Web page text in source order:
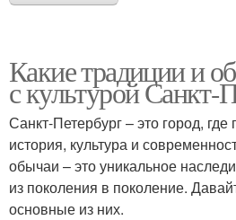
Какие традиции и
с культурой Санкт-
Санкт-Петербург – это город,
история, культура и
обычаи – это уникальное
из поколения в поколение.
основные из них.